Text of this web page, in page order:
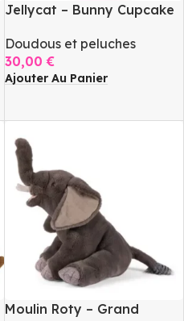
Jellycat – Bunny Cupcake
Doudous et peluches
30,00€
Ajouter Au Panier
Moulin Roty – Grand